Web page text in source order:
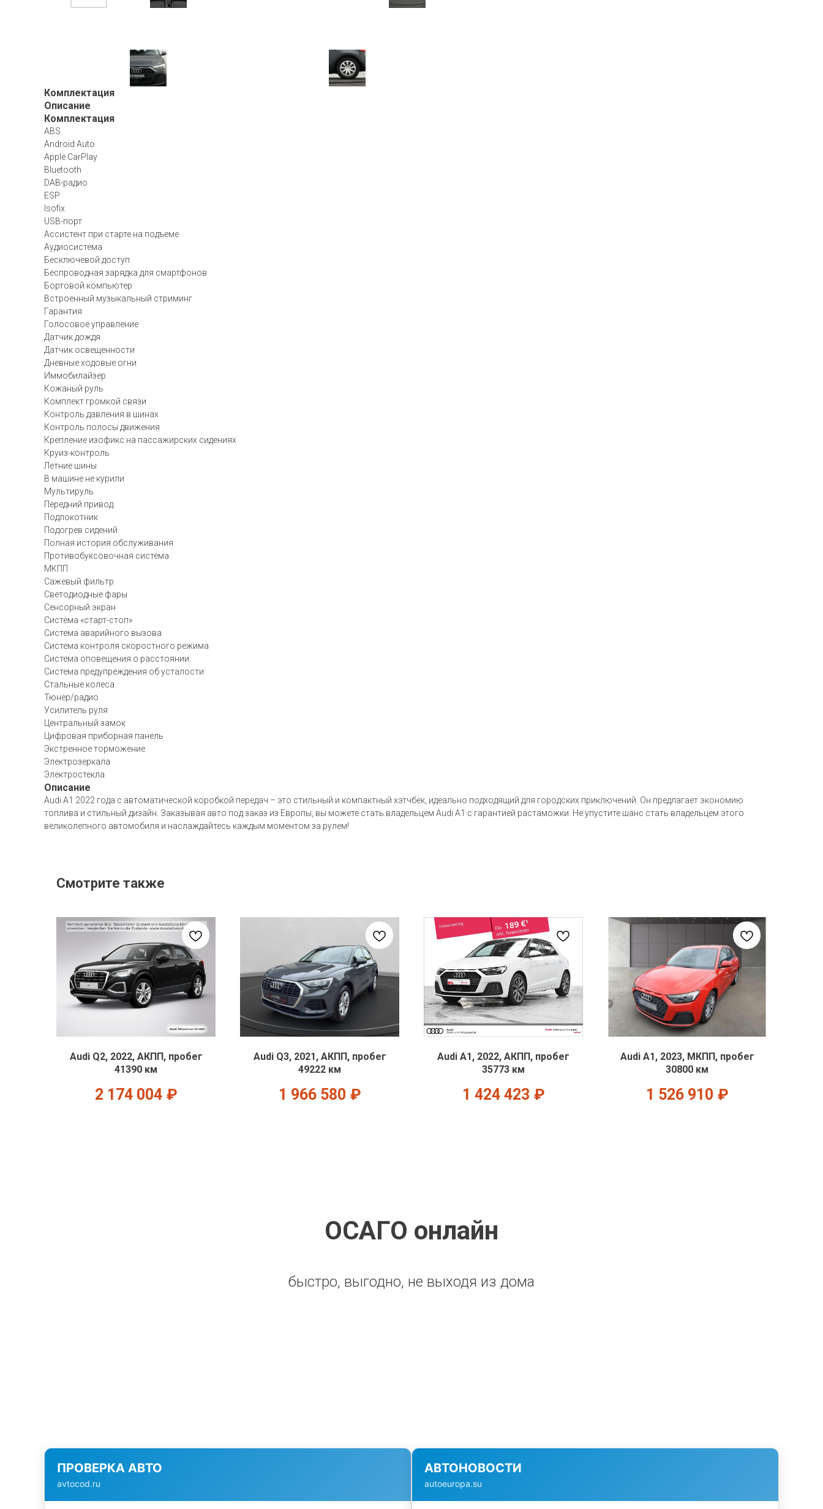
Комплектация
Описание
Комплектация
ABS
Android Auto
Apple CarPlay
Bluetooth
DAB-радио
ESP
Isofix
USB-порт
Ассистент при старте на подъеме
Аудиосистема
Бесключевой доступ
Беспроводная зарядка для смартфонов
Бортовой компьютер
Встроенный музыкальный стриминг
Гарантия
Голосовое управление
Датчик дождя
Датчик освещенности
Дневные ходовые огни
Иммобилайзер
Кожаный руль
Комплект громкой связи
Контроль давления в шинах
Контроль полосы движения
Крепление изофикс на пассажирских сидениях
Круиз-контроль
Летние шины
В машине не курили
Мультируль
Передний привод
Подлокотник
Подогрев сидений
Полная история обслуживания
Противобуксовочная система
МКПП
Сажевый фильтр
Светодиодные фары
Сенсорный экран
Система «старт-стоп»
Система аварийного вызова
Система контроля скоростного режима
Система оповещения о расстоянии
Система предупреждения об усталости
Стальные колеса
Тюнер/радио
Усилитель руля
Центральный замок
Цифровая приборная панель
Экстренное торможение
Электрозеркала
Электростекла
Описание
Audi A1 2022 года с автоматической коробкой передач – это стильный и компактный хэтчбек, идеально подходящий для городских приключений. Он предлагает экономию
топлива и стильный дизайн. Заказывая авто под заказ из Европы, вы можете стать владельцем Audi A1 с гарантией растаможки. Не упустите шанс стать владельцем этого
великолепного автомобиля и наслаждайтесь каждым моментом за рулем!
Смотрите также
Audi Q2, 2022, АКПП, пробег
41390 км
2 174 004 ₽
Audi Q3, 2021, АКПП, пробег
49222 км
1 966 580 ₽
Audi A1, 2022, АКПП, пробег
35773 км
1 424 423 ₽
Audi A1, 2023, МКПП, пробег
30800 км
1 526 910 ₽
ОСАГО онлайн
быстро, выгодно, не выходя из дома
ПРОВЕРКА АВТО
avtocod.ru
АВТОНОВОСТИ
autoeuropa.su